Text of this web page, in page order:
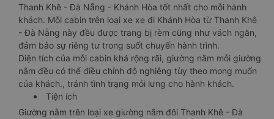
Thanh Khê - Đà Nẵng - Khánh Hòa tốt nhất cho mỗi hành
khách. Mỗi cabin trên loại xe xe đi Khánh Hòa từ Thanh Khê
- Đà Nẵng này đều được trang bị rèm cũng như vách ngăn,
đảm bảo sự riêng tư trong suốt chuyến hành trình.
Diện tích của mỗi cabin khá rộng rãi, giường nằm mỗi giường
nằm đều có thể điều chỉnh độ nghiêng tùy theo mong muốn
của khách., tránh tình trạng mỏi lưng cho hành khách.
Tiện ích
Giường nằm trên loại xe giường nằm đôi Thanh Khê - Đà